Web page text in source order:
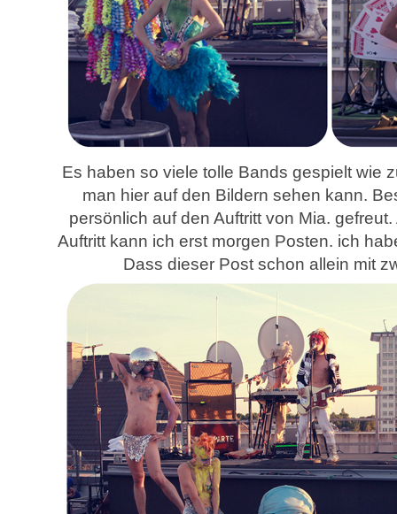
Es haben so viele tolle Bands gespielt wie
man hier auf den Bildern sehen kann.
persönlich auf den Auftritt von Mia.
Auftritt kann ich erst morgen Posten. ich
Dass dieser Post schon allein mit